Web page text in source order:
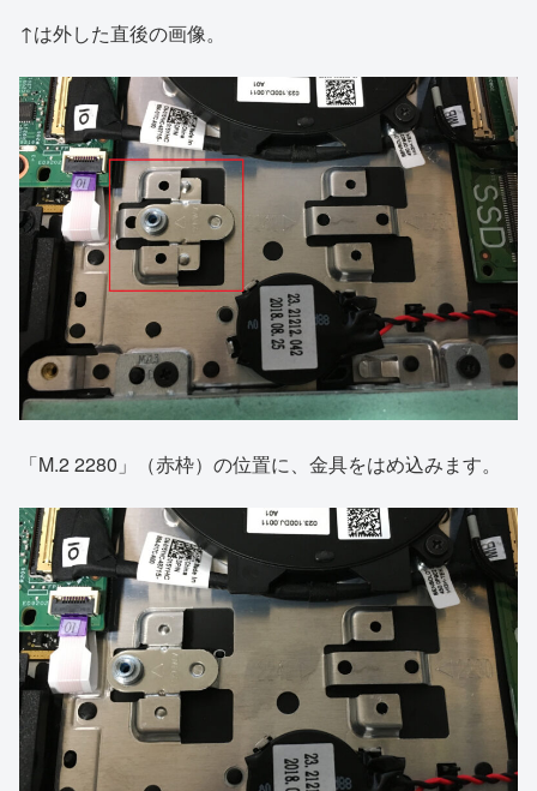
↑は外した直後の画像。
「M.2 2280」（赤枠）の位置に、金具をはめ込みます。